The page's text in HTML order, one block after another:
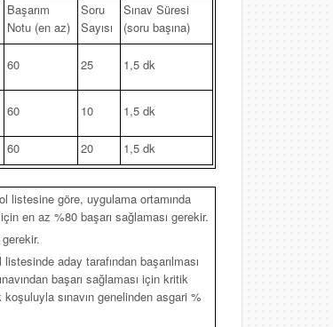
Başarım
Notu (en az)
Soru
Sayısı
Sınav Süresi
(soru başına)
60 25 1,5 dk
60 10 1,5 dk
60 20 1,5 dk
listesine göre, uygulama ortamında
en az %80 başarı sağlaması gerekir.
aday tarafından başarılması
başarı sağlaması için kritik
koşuluyla sınavın genelinden asgari %